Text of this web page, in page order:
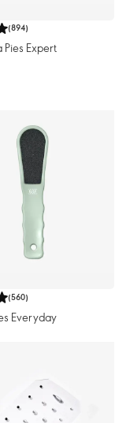
(894)
Pies Expert
(560)
Everyday